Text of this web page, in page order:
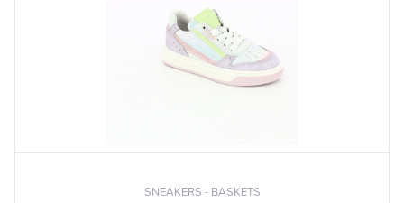
SNEAKERS - BASKETS